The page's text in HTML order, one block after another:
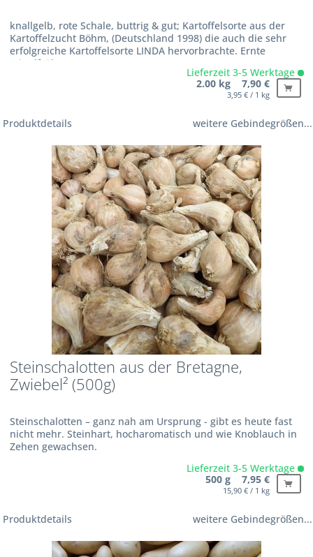
knallgelb, rote Schale, buttrig & gut; Kartoffelsorte aus der
Kartoffelzucht Böhm, (Deutschland 1998) die auch die sehr
erfolgreiche Kartoffelsorte LINDA hervorbrachte. Ernte
mittelfrüh
Lieferzeit 3-5 Werktage
2.00 kg 7,90 €
3,95 € / 1 kg
Produktdetails weitere Gebindegrößen...
Steinschalotten aus der Bretagne,
Zwiebel² (500g)
Steinschalotten – ganz nah am Ursprung - gibt es heute fast
nicht mehr. Steinhart, hocharomatisch und wie Knoblauch in
Zehen gewachsen.
Lieferzeit 3-5 Werktage
500 g 7,95 €
15,90 € / 1 kg
Produktdetails weitere Gebindegrößen...